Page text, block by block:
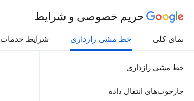
حریم خصوصی و شرایط
نمای کلی خط مشی رازداری شرایط خدمات
خط مشی رازداری
چارچوب‌های انتقال داده